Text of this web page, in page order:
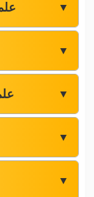
▼
▼
▼
▼
▼